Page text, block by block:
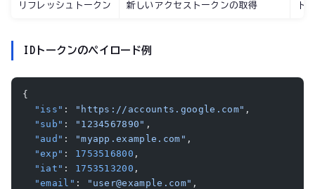
リフレッシュトークン 新しいアクセストークンの取得 ト
IDトークンのペイロード例
{
  "iss"
: "https://accounts.google.com" ,
  "sub"
: "1234567890" ,
  "aud"
: "myapp.example.com" ,
  "exp"
: 1753516800 ,
  "iat"
: 1753513200 ,
  "email"
: "user@example.com" ,